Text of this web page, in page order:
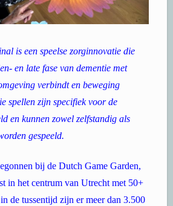
is een speelse zorginnovatie die
en late fase van dementie met
verbindt en beweging
spellen zijn specifiek voor de
en kunnen zowel zelfstandig als
gespeeld.
bij de Dutch Game Garden,
in het centrum van Utrecht met 50+
de tussentijd zijn er meer dan 3.500